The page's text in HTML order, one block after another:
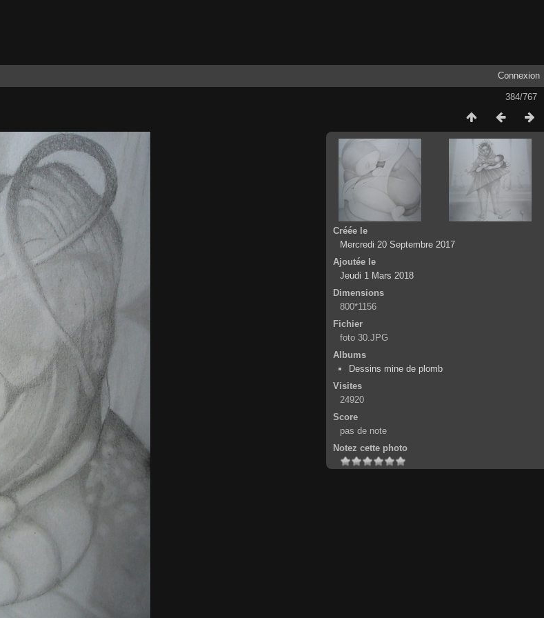
Connexion
384/767
Créée le
Mercredi 20 Septembre 2017
Ajoutée le
Jeudi 1 Mars 2018
Dimensions
800*1156
Fichier
foto 30.JPG
Albums
Dessins mine de plomb
Visites
24920
Score
pas de note
Notez cette photo